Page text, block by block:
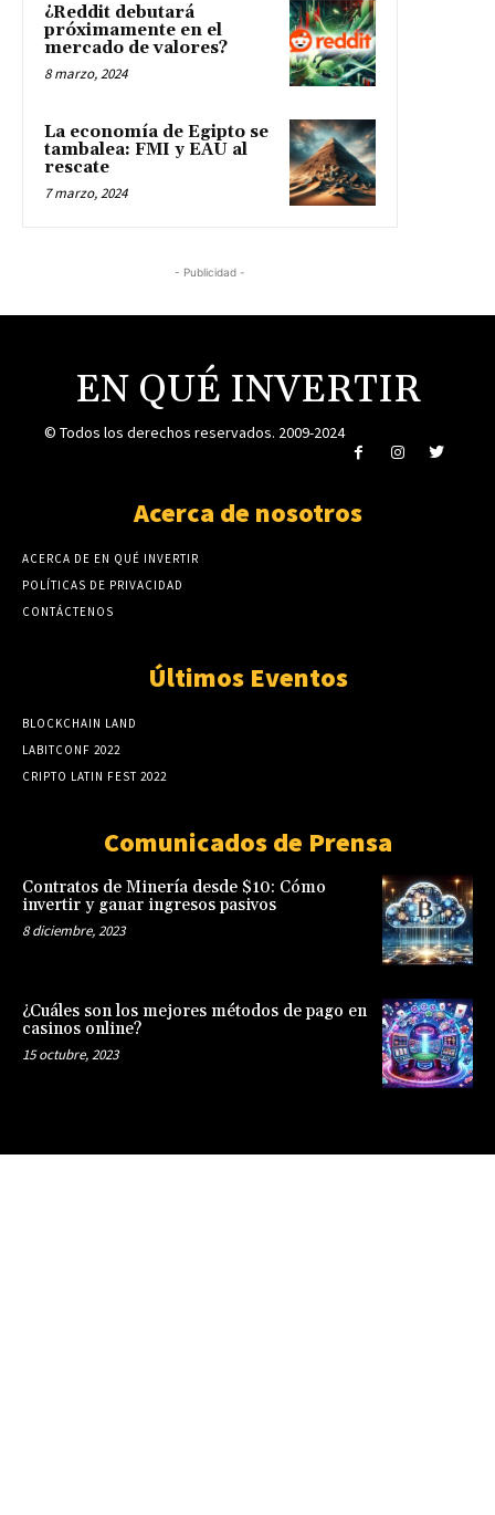
¿Reddit debutará
próximamente en el
mercado de valores?
8 marzo, 2024
La economía de Egipto se
tambalea: FMI y EAU al
rescate
7 marzo, 2024
- Publicidad -
EN QUÉ INVERTIR
© Todos los derechos reservados. 2009-2024
Acerca de nosotros
ACERCA DE EN QUÉ INVERTIR
POLÍTICAS DE PRIVACIDAD
CONTÁCTENOS
Últimos Eventos
BLOCKCHAIN LAND
LABITCONF 2022
CRIPTO LATIN FEST 2022
Comunicados de Prensa
Contratos de Minería desde $10: Cómo
invertir y ganar ingresos pasivos
8 diciembre, 2023
¿Cuáles son los mejores métodos de pago en
casinos online?
15 octubre, 2023